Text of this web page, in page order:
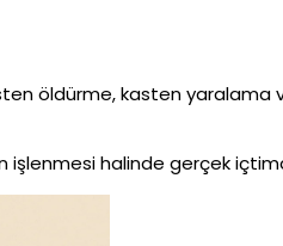
öldürme, kasten yaralama
işlenmesi halinde gerçek